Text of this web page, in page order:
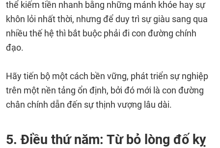
thể kiếm tiền nhanh bằng những mánh khóe hay sự
khôn lỏi nhất thời, nhưng để duy trì sự giàu sang qua
nhiều thế hệ thì bắt buộc phải đi con đường chính
đạo.
Hãy tiến bộ một cách bền vững, phát triển sự nghiệp
trên một nền tảng ổn định, bởi đó mới là con đường
chân chính dẫn đến sự thịnh vượng lâu dài.
5. Điều thứ năm: Từ bỏ lòng đố kỵ